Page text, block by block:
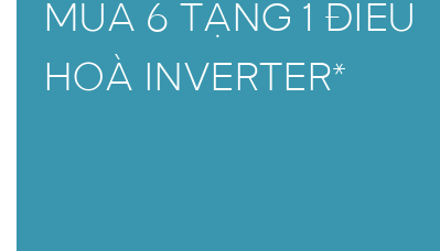
MUA 6 TẶNG 1 ĐIỀU
HOÀ INVERTER*